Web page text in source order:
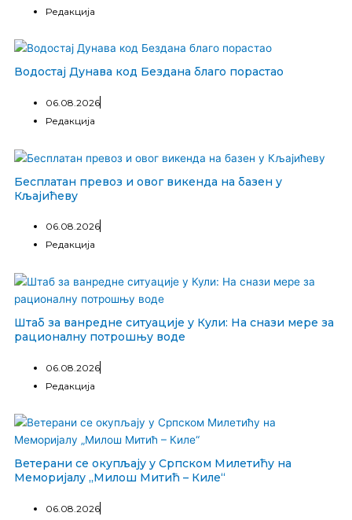
Редакција
Водостај Дунава код Бездана благо порастао
06.08.2026
Редакција
Бесплатан превоз и овог викенда на базен у
Кљајићеву
06.08.2026
Редакција
Штаб за ванредне ситуације у Кули: На снази мере за
рационалну потрошњу воде
06.08.2026
Редакција
Ветерани се окупљају у Српском Милетићу на
Меморијалу „Милош Митић – Киле“
06.08.2026